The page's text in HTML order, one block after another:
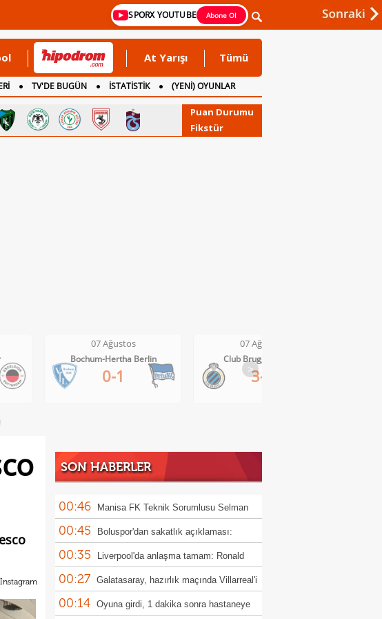
SPORX YOUTUBE Abone Ol
At Yarışı Tümü
TV'DE BUGÜN İSTATİSTİK
(YENİ) OYUNLAR
Puan Durumu
Fikstür
07 Ağustos
Club Brugge-Kortrijk
3-0
07 Ağustos
Altach-WSG Tirol
3-1
>
Instagram
SON HABERLER
00:46 Manisa FK Teknik Sorumlusu Selman
Coşkun'dan galibiyet yorumu
00:45 Boluspor'dan sakatlık açıklaması:
"Fibula kemiği kırıldı"
00:35 Liverpool'da anlaşma tamam: Ronald
Araujo
00:27 Galatasaray, hazırlık maçında Villarreal'i
konuk edecek
00:14 Oyuna girdi, 1 dakika sonra hastaneye